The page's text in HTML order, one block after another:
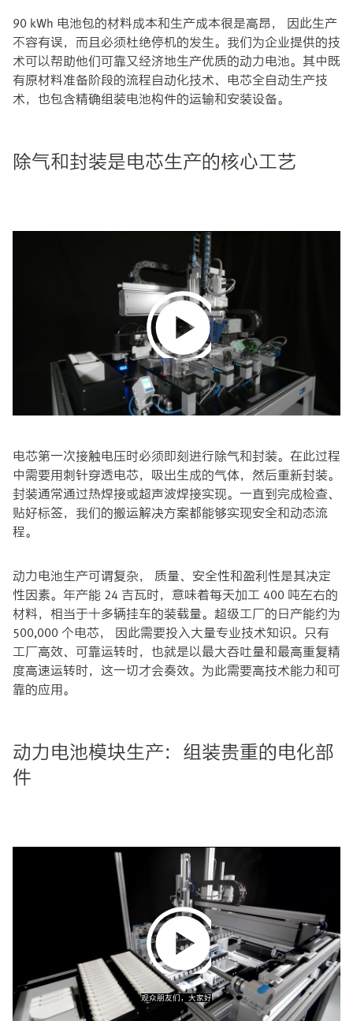
90 kWh 电池包的材料成本和生产成本很是高昂， 因此生产
不容有误，而且必须杜绝停机的发生。我们为企业提供的技
术可以帮助他们可靠又经济地生产优质的动力电池。其中既
有原材料准备阶段的流程自动化技术、电芯全自动生产技
术，也包含精确组装电池构件的运输和安装设备。 ​
除气和封装是电芯生产的核心工艺
Play
Video
电芯第一次接触电压时必须即刻进行除气和封装。在此过程
中需要用刺针穿透电芯，吸出生成的气体，然后重新封装。
封装通常通过热焊接或超声波焊接实现。一直到完成检查、
贴好标签，我们的搬运解决方案都能够实现安全和动态流
程。 ​
动力电池生产可谓复杂， 质量、安全性和盈利性是其决定
性因素。年产能 24 吉瓦时，意味着每天加工 400 吨左右的
材料，相当于十多辆挂车的装载量。超级工厂的日产能约为
500,000 个电芯， 因此需要投入大量专业技术知识。只有
工厂高效、可靠运转时，也就是以最大吞吐量和最高重复精
度高速运转时，这一切才会奏效。为此需要高技术能力和可
靠的应用。
动力电池模块生产：组装贵重的电化部
件
观众朋友们，大家好
Play
Video